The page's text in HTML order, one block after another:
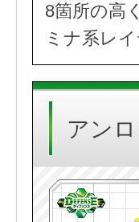
8箇所の高
ミナ系レイ
アン